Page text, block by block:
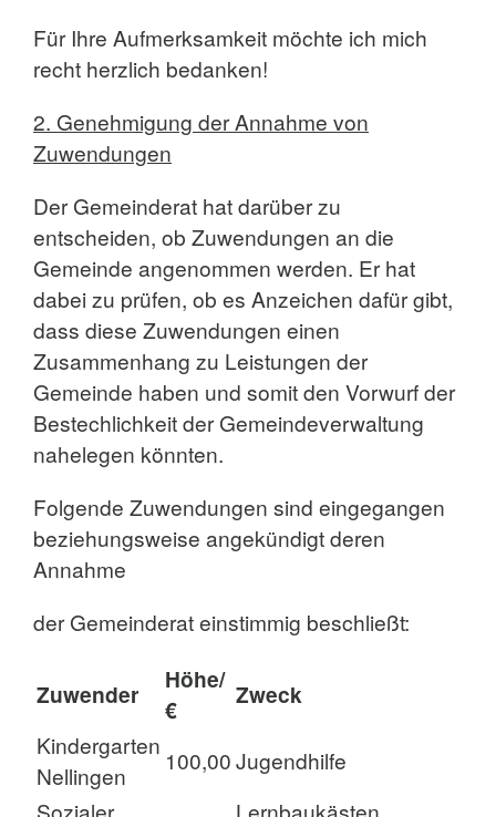
Für Ihre Aufmerksamkeit möchte ich mich
recht herzlich bedanken!
2. Genehmigung der Annahme von
Zuwendungen
Der Gemeinderat hat darüber zu
entscheiden, ob Zuwendungen an die
Gemeinde angenommen werden. Er hat
dabei zu prüfen, ob es Anzeichen dafür gibt,
dass diese Zuwendungen einen
Zusammenhang zu Leistungen der
Gemeinde haben und somit den Vorwurf der
Bestechlichkeit der Gemeindeverwaltung
nahelegen könnten.
Folgende Zuwendungen sind eingegangen
beziehungsweise angekündigt deren
Annahme
der Gemeinderat einstimmig beschließt:
Zuwender
Höhe/
€
Zweck
Kindergarten
Nellingen
100,00Jugendhilfe
Sozialer
Lernbaukästen